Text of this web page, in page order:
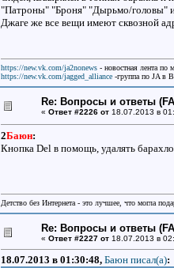
"Патроны" "Броня" "Дырьмо/головы" и
Джаге же все вещи имеют сквозной
https://new.vk.com/ja2nonews- новостная лента по
https://new.vk.com/jagged_alliance-группа по JA в
Re: Вопросы и ответы
« Ответ #2226 от18.07.2013 в
2Баюн:
Кнопка Del в помощь, удалять
Детство без Интернета - это лучшее, что могла
Re: Вопросы и ответы
« Ответ #2227 от18.07.2013 в
18.07.2013 в 01:30:48, Баюн писал(a):